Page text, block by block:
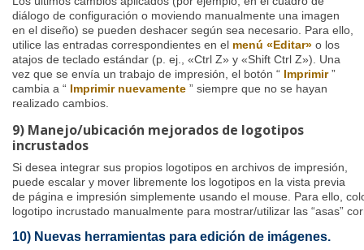
diálogo de configuración o moviendo manualmente una imagen
en el diseño) se pueden deshacer según sea necesario. Para ello,
utilice las entradas correspondientes en el menú «Editar» o los
atajos de teclado estándar (p. ej., «Ctrl Z» y «Shift Ctrl Z»). Una
vez que se envía un trabajo de impresión, el botón “ Imprimir”
cambia a “ Imprimir nuevamente ” siempre que no se hayan
realizado cambios.
9) Manejo/ubicación mejorados de logotipos
incrustados
Si desea integrar sus propios logotipos en archivos de impresión,
puede escalar y mover libremente los logotipos en la vista previa
de página e impresión simplemente usando el mouse. Para ello,
logotipo incrustado manualmente para mostrar/utilizar las “asas”
10) Nuevas herramientas para edición de imágenes.